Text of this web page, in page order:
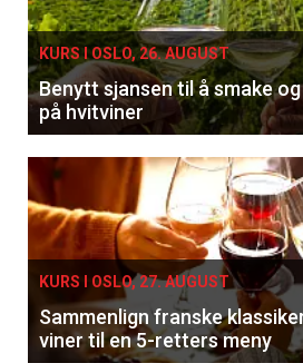
KURS I OSLO, 26. AUGUST
Benytt sjansen til å smake
på hvitviner
KURS I OSLO, 27. AUGUST
Sammenlign franske
viner til en 5-retters meny